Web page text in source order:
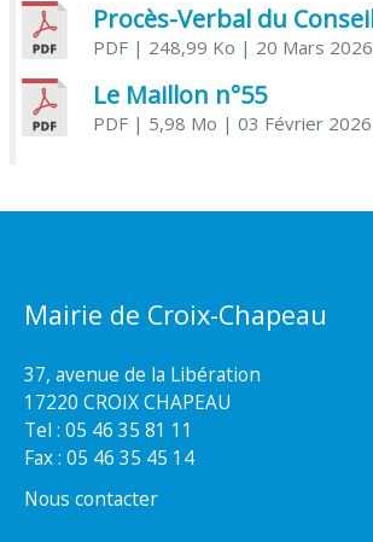
PDF| 248,99 Ko | 20 Mars 2026
Le Maillon n°55
PDF| 5,98 Mo | 03 Février 2026
Mairie de Croix-Chapeau
37, avenue de la Libération
17220 CROIX CHAPEAU
Tel : 05 46 35 81 11
Fax : 05 46 35 45 14
Nous contacter